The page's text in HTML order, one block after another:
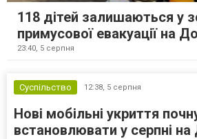
118 дітей залишаються у
примусової евакуації на
23:40, 5 серпня
Суспільство 12:38, 5 серпня
Нові мобільні укриття
встановлювати у серпні на